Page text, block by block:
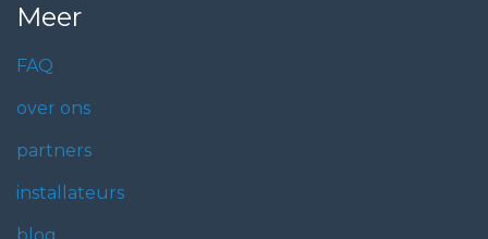
Meer
FAQ
over ons
partners
installateurs